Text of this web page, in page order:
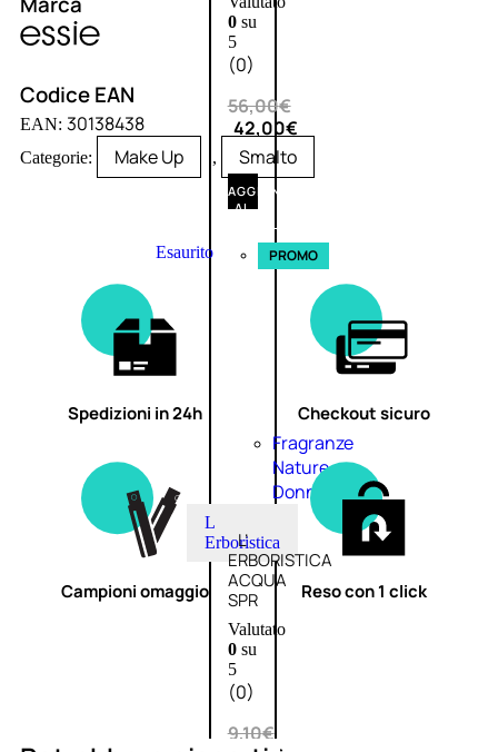
0su
5
(0)
56,00€
42,00€
AGGIUNGI
AL
CARRELLO
Esaurito PROMO
Fragranze
Nature
Donna
L
Erboristica
L’
ERBORISTICA
ACQUA
SPR
Valutato
0su
5
(0)
9,10€
Codice EAN
EAN: 30138438
Categorie: Make Up , Smalto
Spedizioni in 24h Checkout sicuro
Campioni omaggio Reso con 1 click